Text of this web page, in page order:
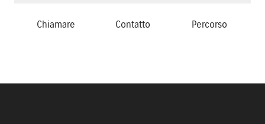
Chiamare Contatto Percorso